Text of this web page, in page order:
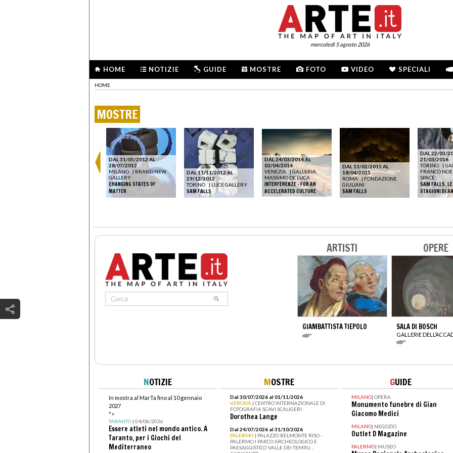
mercoledì 5 agosto 2026
HOME NOTIZIE GUIDE MOSTRE FOTO VIDEO SPECIALI
HOME
MOSTRE
DAL 31/05/2012 AL
28/07/2012
MILANO
|BRAND NEW
GALLERY
CHANGING STATES OF
MATTER
DAL 11/11/2012 AL
29/12/2012
TORINO
| LUCE GALLERY
SAM FALLS
DAL 24/03/2014 AL
03/04/2014
VENEZIA |GALLERIA
MASSIMO DE LUCA
INTERFERENZE - FOR AN
ACCELERATED CULTURE
DAL 13/02/2015 AL
18/04/2015
ROMA | FONDAZIONE
GIULIANI
SAM FALLS
DAL 22/03/
21/03/2016
TORINO
|
FRANCO
SPACE
SAM FALLS. LE
STAGIONI DI
ARTISTI
GIAMBATTISTA TIEPOLO
OPERE
SALA DI BOSCH
GALLERIE
NOTIZIE
In mostra al MarTa fino al 10 gennaio
2027
">
TARANTO| 04/08/2026
Essere atleti nel mondo antico. A
Taranto, per i Giochi del
Mediterraneo
MOSTRE
Dal 30/07/2026 al 01/11/2026
VERONA | CENTRO INTERNAZIONALE DI
FOTOGRAFIA SCAVI SCALIGERI
Dorothea Lange
Dal 24/07/2026 al 31/10/2026
PALERMO | PALAZZO BELMONTE RISO -
PALERMO I PARCO ARCHEOLOGICO E
PAESAGGISTICO VALLE DEI TEMPLI -
GUIDE
MILANO| OPERA
Monumento funebre di Gian
Giacomo Medici
MILANO| NEGOZIO
Outlet D Magazine
PALERMO| MUSEO